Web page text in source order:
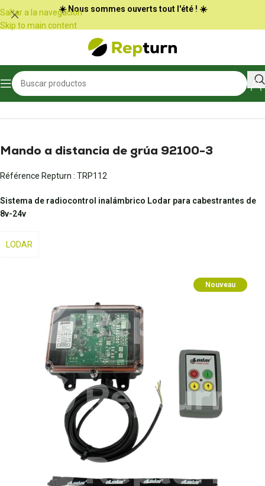
Panel de gestión de cookies
Saltar a la navegación
Skip to main content
☀️ Nous sommes ouverts tout l'été ! ☀️
Inicio/Obras públicas y manipulación
Mando a distancia de grúa 92100-3
Référence Repturn : TRP112
Sistema de radiocontrol inalámbrico Lodar para cabestrantes de
8v-24v
LODAR
Nouveau